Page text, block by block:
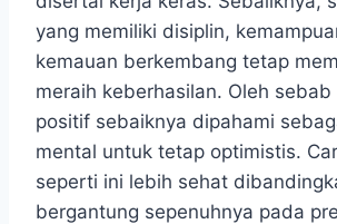
yang memiliki disiplin,
kemauan berkembang tetap
meraih keberhasilan. Oleh sebab
positif sebaiknya dipahami
mental untuk tetap optimistis.
seperti ini lebih sehat
bergantung sepenuhnya pada